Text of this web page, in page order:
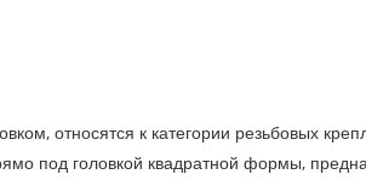
относятся к категории резьбовых
под головкой квадратной формы,